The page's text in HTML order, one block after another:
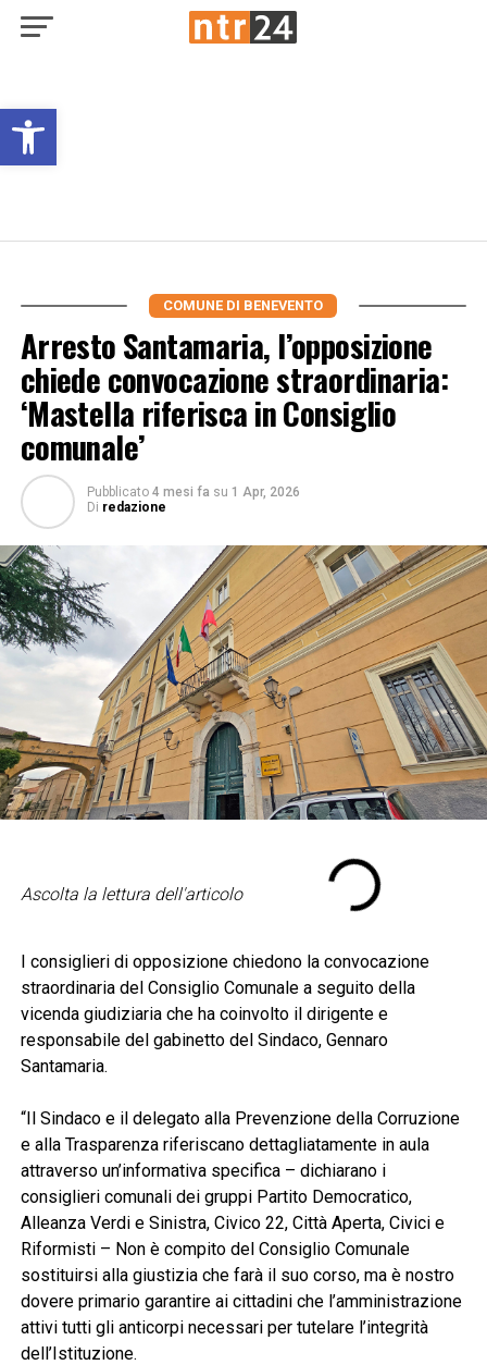
Open toolbar
COMUNE DI BENEVENTO
Arresto Santamaria, l’opposizione
chiede convocazione straordinaria:
‘Mastella riferisca in Consiglio
comunale’
Pubblicato 4 mesi fa su 1 Apr, 2026
Di redazione
Ascolta la lettura dell'articolo
I consiglieri di opposizione chiedono la convocazione
straordinaria del Consiglio Comunale a seguito della
vicenda giudiziaria che ha coinvolto il dirigente e
responsabile del gabinetto del Sindaco, Gennaro
Santamaria.
“Il Sindaco e il delegato alla Prevenzione della Corruzione
e alla Trasparenza riferiscano dettagliatamente in aula
attraverso un’informativa specifica – dichiarano i
consiglieri comunali dei gruppi Partito Democratico,
Alleanza Verdi e Sinistra, Civico 22, Città Aperta, Civici e
Riformisti – Non è compito del Consiglio Comunale
sostituirsi alla giustizia che farà il suo corso, ma è nostro
dovere primario garantire ai cittadini che l’amministrazione
attivi tutti gli anticorpi necessari per tutelare l’integrità
dell’Istituzione.